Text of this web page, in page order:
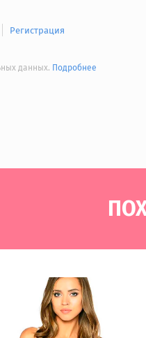
Регистрация
данных. Подробнее